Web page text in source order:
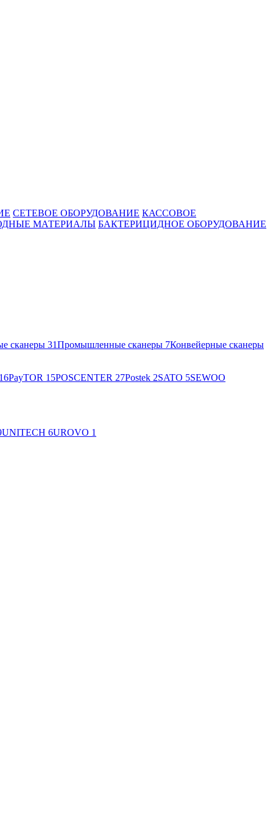
СЕТЕВОЕ ОБОРУДОВАНИЕ КАССОВОЕ
МАТЕРИАЛЫ БАКТЕРИЦИДНОЕ ОБОРУДОВАНИЕ
сканеры 31Промышленные сканеры 7Конвейерные сканеры
16PayTOR 15POSCENTER 27Postek 2SATO 5SEWOO
UNITECH 6UROVO 1